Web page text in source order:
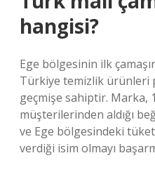
hangisi?
Ege bölgesinin ilk
Türkiye temizlik ürünleri
geçmişe sahiptir. Marka,
müşterilerinden aldığı
ve Ege bölgesindeki
verdiği isim olmayı